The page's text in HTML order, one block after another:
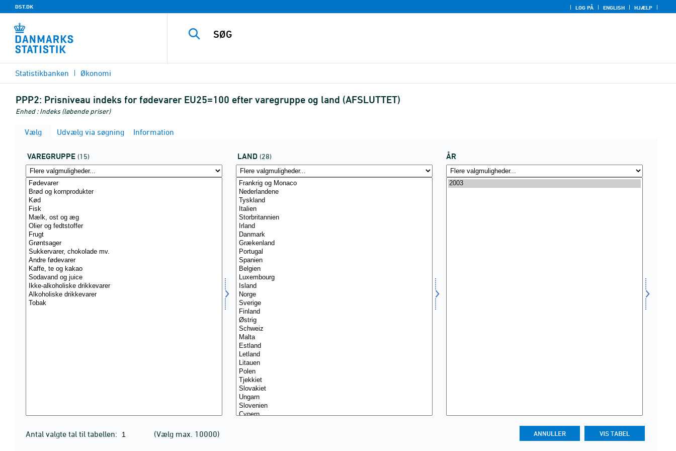
DST.DK LOG PÅ ENGLISH HJÆLP
Statistikbanken Økonomi
PPP2: Prisniveau indeks for fødevarer EU25=100 efter varegruppe og land (AFSLUTTET)
Enhed : Indeks (løbende priser)
Vælg Udvælg via søgning Information
VAREGRUPPE (15) LAND (28) ÅR
Antal valgte tal til tabellen: (Vælg max. 10000)